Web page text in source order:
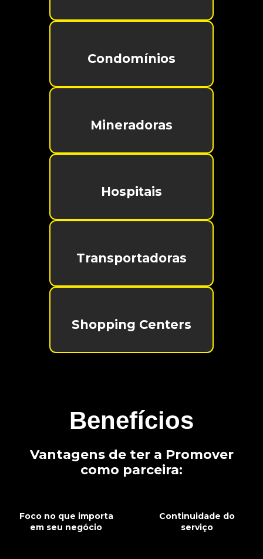
Condomínios
Mineradoras
Hospitais
Transportadoras
Shopping Centers
Benefícios
Vantagens de ter a Promover
como parceira:
Foco no que importa
em seu negócio
Continuidade do
serviço